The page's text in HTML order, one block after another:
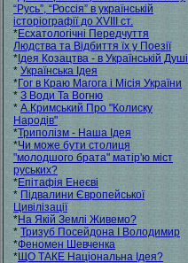
“Русь”, “Россія” в українській
історіографії до XVIII ст.
*Есхатологічні Передчуття
Людства та Відбиття їх у Поезії
* Ідея Козацтва - в Українській Душі
* Українська Ідея
*Гог в Краю Магога і Місія України
* З Води Та Вогню
* А.Кримський Про "Колиску
Народів"
*Триполізм - Наша Ідея
*Чи може бути столиця
"молодшого брата" матір'ю міст
руських?
*Епітафія Енеєві
* Підвалини Європейської
Цивілізації
*На Якій Землі Живемо?
* Тризуб Посейдона І Володимир
*Феномен Шевченка
*ЩО ТАКЕ Національна Ідея?